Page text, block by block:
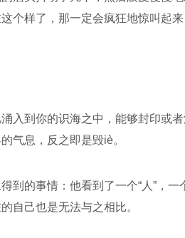
个样了，那一定会疯狂地惊叫起来
入到你的识海之中，能够封印或
气息，反之即是毁iè。
到的事情：他看到了一个“人”，一
自己也是无法与之相比。